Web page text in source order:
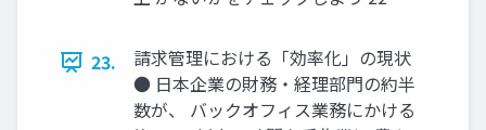
23.
請求管理における「効率化」の現状
● 日本企業の財務・経理部門の約半
数が、 バックオフィス業務にかける